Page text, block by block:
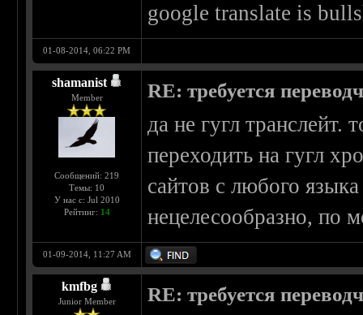
google translate is
01-08-2014, 06:22 PM
shamanist
Member
Сообщений: 219
Темы: 10
У нас с: Jul 2010
Рейтинг: 14
RE: требуется
да не гугл транслейт.
переходить на гугл
сайтов с любого
нецелесообразно, по
01-09-2014, 11:27 AM
kmfbg
Junior Member RE: требуется